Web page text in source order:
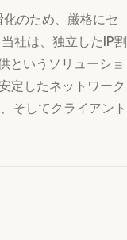
のため、厳格にセ
社は、独立したIP割
というソリューショ
定したネットワーク
そしてクライアント